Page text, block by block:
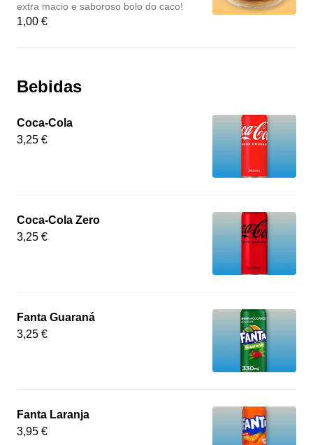
extra macio e saboroso bolo do caco!
1,00 €
Bebidas
Coca-Cola
3,25 €
Coca-Cola Zero
3,25 €
Fanta Guaraná
3,25 €
Fanta Laranja
3,95 €